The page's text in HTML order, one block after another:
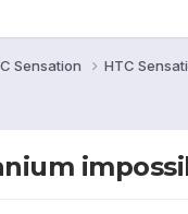
Sensation
HTC